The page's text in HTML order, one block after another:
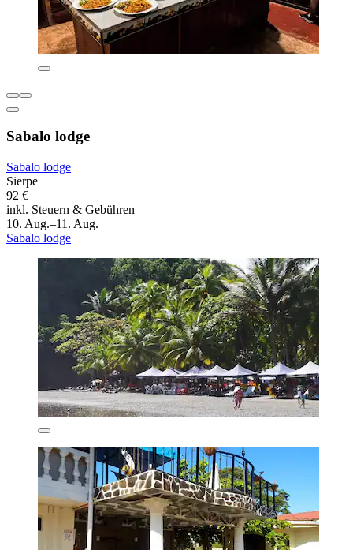
Sabalo lodge
Sabalo lodge
Sierpe
92 €
inkl. Steuern & Gebühren
10. Aug.–11. Aug.
Sabalo lodge